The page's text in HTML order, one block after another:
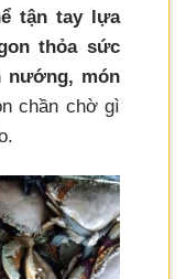
tận tay lựa
thỏa sức
nướng, món
chần chờ gì